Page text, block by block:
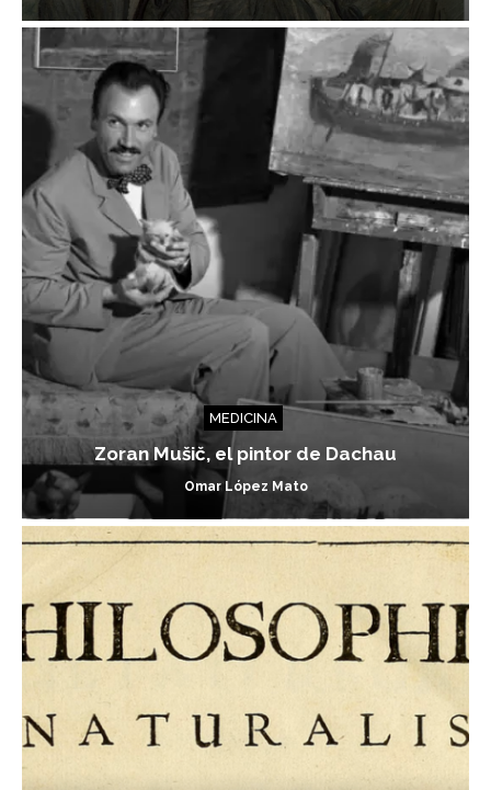
MEDICINA
Zoran Mušič, el pintor de Dachau
Omar López Mato